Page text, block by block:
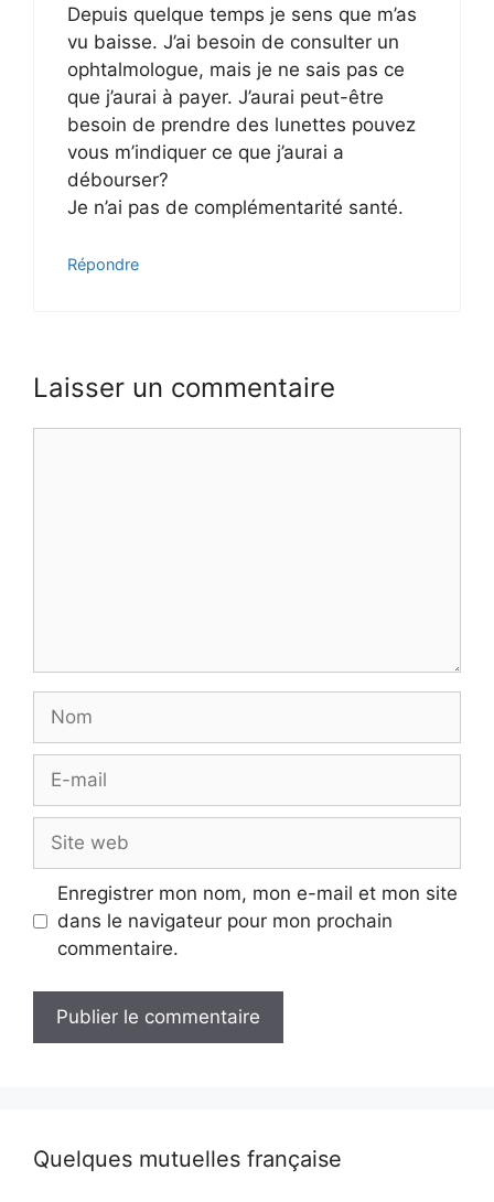
Depuis quelque temps je sens que m’as
vu baisse. J’ai besoin de consulter un
ophtalmologue, mais je ne sais pas ce
que j’aurai à payer. J’aurai peut-être
besoin de prendre des lunettes pouvez
vous m’indiquer ce que j’aurai a
débourser?
Je n’ai pas de complémentarité santé.
Répondre
Laisser un commentaire
Nom
Site
web
Enregistrer mon nom, mon e-mail et mon site
dans le navigateur pour mon prochain
commentaire.
Quelques mutuelles française